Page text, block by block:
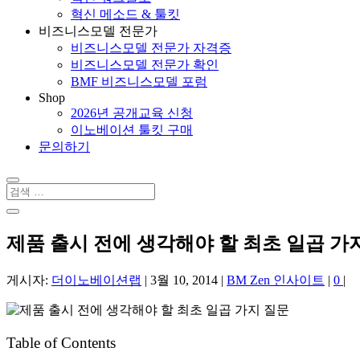
혁신 메소드 & 툴킷
비즈니스모델 전문가
비즈니스모델 전문가 자격증
비즈니스모델 전문가 확인
BMF 비즈니스모델 포럼
Shop
2026년 공개교육 신청
이노베이션 툴킷 구매
문의하기
제품 출시 전에 생각해야 할 최초 일곱 가
게시자: 더이노베이션랩 | 3월 10, 2014 | BM Zen 인사이트 | 0 |
Table of Contents